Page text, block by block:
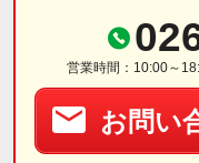
営業時間：10:00～
お問い